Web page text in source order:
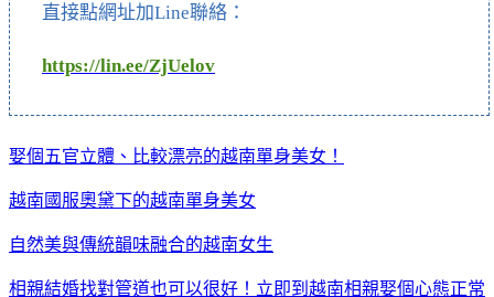
直接點網址加Line聯絡：
https://lin.ee/ZjUelov
娶個五官立體、比較漂亮的越南單身美女！
越南國服奧黛下的越南單身美女
自然美與傳統韻味融合的越南女生
相親結婚找對管道也可以很好！立即到越南相親娶個心態正常